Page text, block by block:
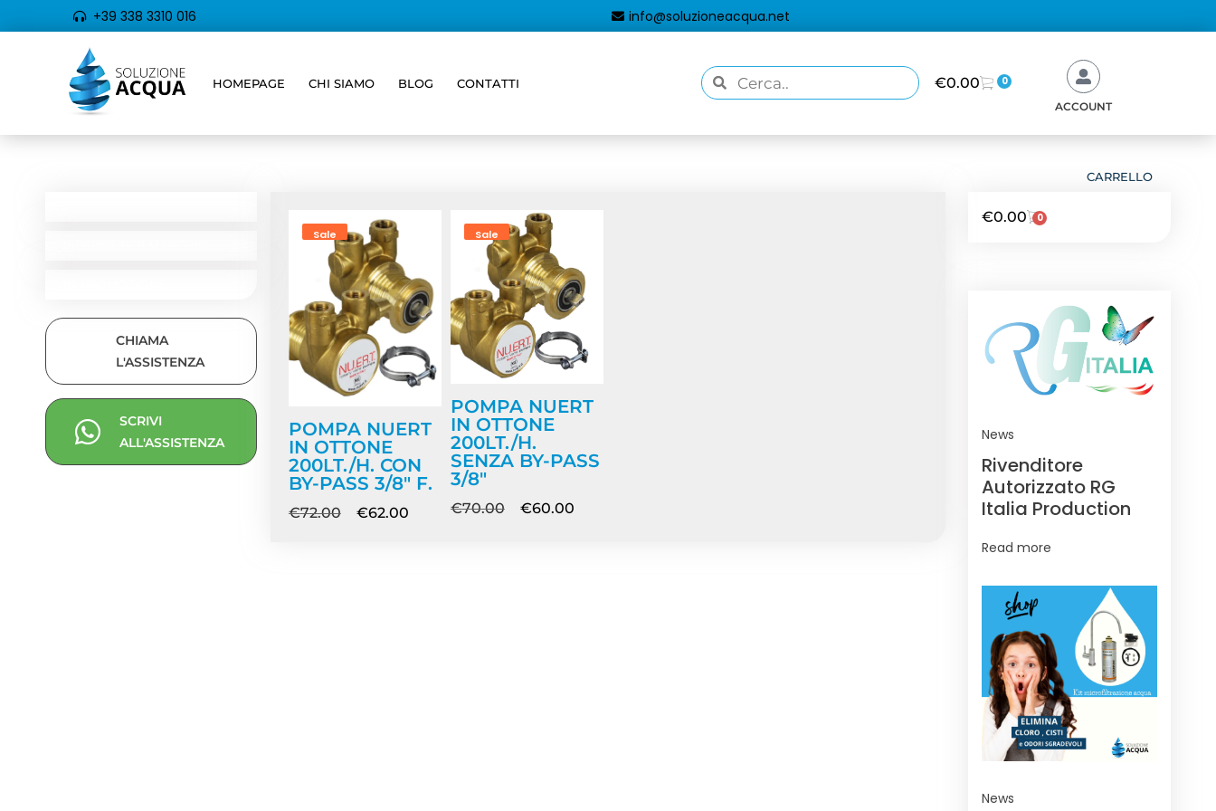
+39 338 3310 016 info@soluzioneacqua.net
HOMEPAGE CHI SIAMO BLOG CONTATTI €0.00
0
ACCOUNT
CHIAMA
L'ASSISTENZA
SCRIVI
ALL'ASSISTENZA
Sale
POMPA NUERT
IN OTTONE
200LT./H. CON
BY-PASS 3/8″ F.
€72.00 €62.00
Sale
POMPA NUERT
IN OTTONE
200LT./H.
SENZA BY-PASS
3/8″
€70.00 €60.00
CARRELLO
€0.00 0
News
Rivenditore
Autorizzato RG
Italia Production
Read more
News